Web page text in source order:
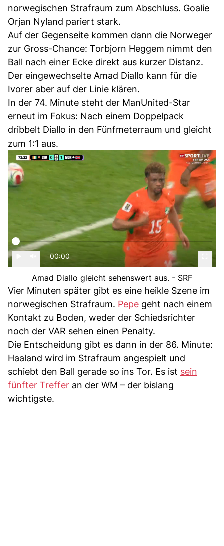
norwegischen Strafraum zum Abschluss. Goalie
Orjan Nyland pariert stark.
Auf der Gegenseite kommen dann die Norweger
zur Gross-Chance: Torbjorn Heggem nimmt den
Ball nach einer Ecke direkt aus kurzer Distanz.
Der eingewechselte Amad Diallo kann für die
Ivorer aber auf der Linie klären.
In der 74. Minute steht der ManUnited-Star
erneut im Fokus: Nach einem Doppelpack
dribbelt Diallo in den Fünfmeterraum und gleicht
zum 1:1 aus.
00:00
Amad Diallo gleicht sehenswert aus. - SRF
Vier Minuten später gibt es eine heikle Szene im
norwegischen Strafraum. Pepe geht nach einem
Kontakt zu Boden, weder der Schiedsrichter
noch der VAR sehen einen Penalty.
Die Entscheidung gibt es dann in der 86. Minute:
Haaland wird im Strafraum angespielt und
schiebt den Ball gerade so ins Tor. Es ist sein
fünfter Treffer an der WM – der bislang
wichtigste.